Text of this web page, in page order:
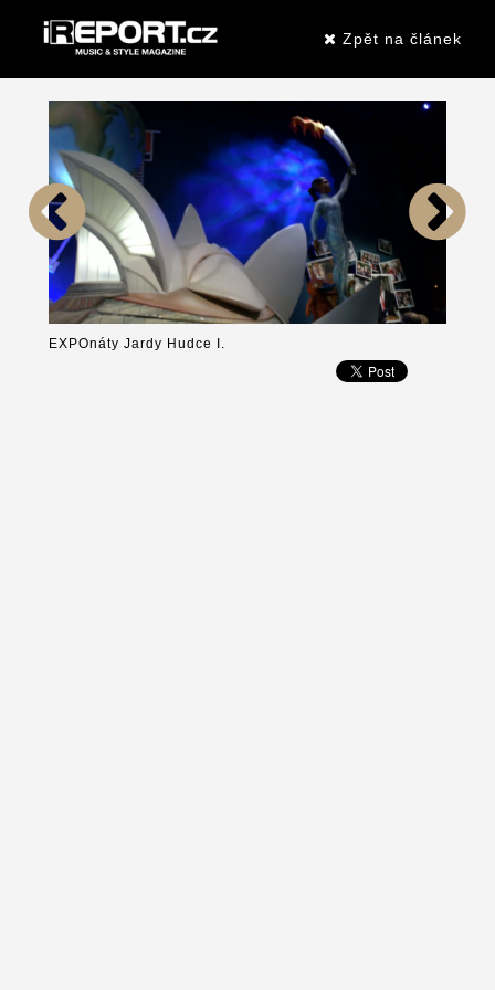
Zpět na článek
EXPOnáty Jardy Hudce I.